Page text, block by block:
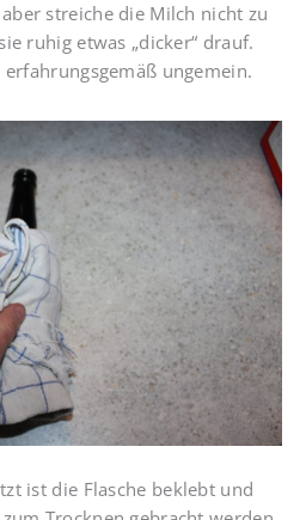
streiche die Milch nicht zu
ruhig etwas „dicker“ drauf.
ungemein.
ist die Flasche beklebt und